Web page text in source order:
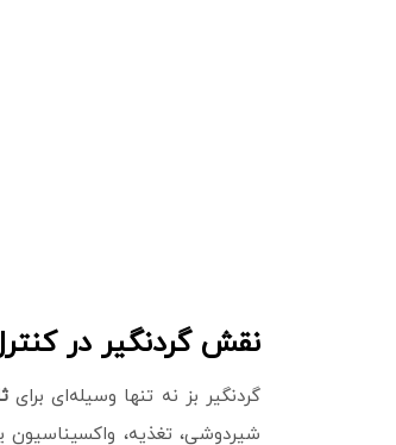
نقش گردنگیر در
گردنگیر بز نه تنها وسیله‌ای برای
شیردوشی، تغذیه، واکسیناسیون